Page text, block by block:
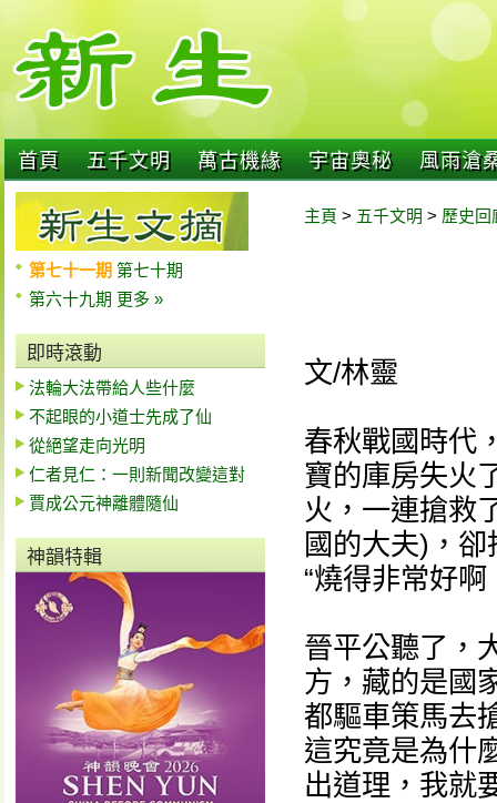
首頁 五千文明 萬古機緣 宇宙奧秘 風雨滄
第七十一期 第七十期
第六十九期 更多 »
即時滾動
法輪大法帶給人些什麼
不起眼的小道士先成了仙
從絕望走向光明
仁者見仁：一則新聞改變這對
賈成公元神離體隨仙
神韻特輯
主頁 > 五千文明 > 歷史回
文/林靈
春秋戰國時代
寶的庫房失火
火，一連搶救
國的大夫)，
“燒得非常好
晉平公聽了，
方，藏的是國
都驅車策馬去
這究竟是為什
出道理，我就